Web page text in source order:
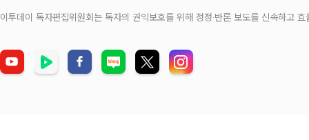
이투데이 독자편집위원회는 독자의 권익보호를 위해 정정‧반론 보도를 신속하고